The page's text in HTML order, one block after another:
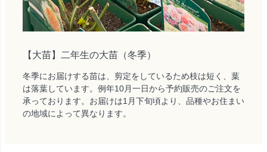
【大苗】二年生の大苗（冬季）
冬季にお届けする苗は、剪定をしているため枝は短く、葉
は落葉しています。例年10月一日から予約販売のご注文を
承っております。お届けは1月下旬頃より、品種やお住まい
の地域によって異なります。